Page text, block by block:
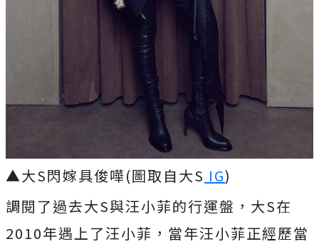
▲大S閃嫁具俊嘩(圖取自大S IG)
調閱了過去大S與汪小菲的行運盤，大S在
2010年遇上了汪小菲，當年汪小菲正經歷當